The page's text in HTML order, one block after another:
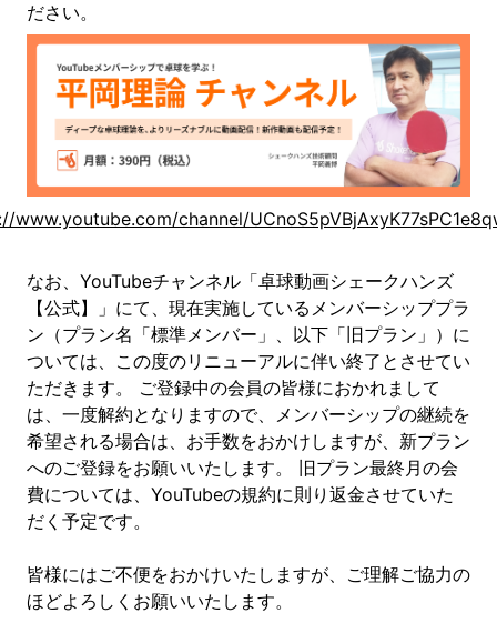
ださい。
www.youtube.com/channel/
なお、YouTubeチャンネル「卓球動画シェークハンズ
【公式】」にて、現在実施しているメンバーシッププラ
ン（プラン名「標準メンバー」、以下「旧プラン」）に
ついては、この度のリニューアルに伴い終了とさせてい
ただきます。 ご登録中の会員の皆様におかれまして
は、一度解約となりますので、メンバーシップの継続を
希望される場合は、お手数をおかけしますが、新プラン
へのご登録をお願いいたします。 旧プラン最終月の会
費については、YouTubeの規約に則り返金させていた
だく予定です。
皆様にはご不便をおかけいたしますが、ご理解ご協力の
ほどよろしくお願いいたします。